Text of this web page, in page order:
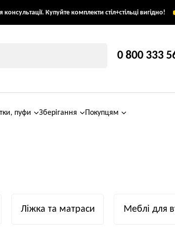
Купуйте комплекти стіл+стільці вигідно!
0 800 333
пуфи Зберігання Покупцям
Ліжка та матраси Меблі для